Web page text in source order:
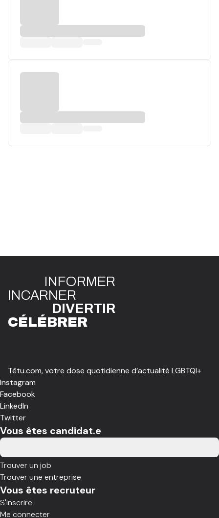
INFORMER
INCARNER
DIVERTIR
CÉLÉBRER
Têtu.com, votre dose quotidienne d’actualité LGBTQI+
Instagram
Facebook
LinkedIn
Twitter
Vous êtes candidat.e
Trouver un job
Trouver une entreprise
Vous êtes recruteur
S'inscrire
Me connecter